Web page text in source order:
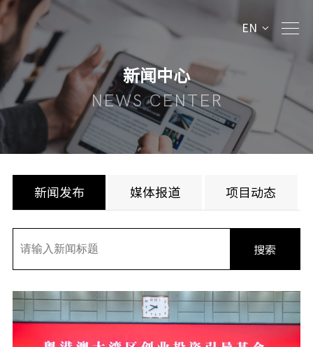
EN
新闻中心
NEWS CENTER
新闻发布 媒体报道 项目动态
搜索